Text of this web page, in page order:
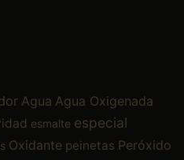
Agua Agua Oxigenada
esmalte especial
Oxidante peinetas Peróxido